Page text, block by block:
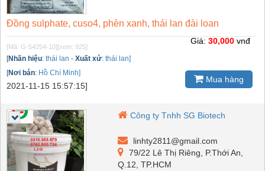
Đồng sulphate, cuso4, phèn xanh, thái lan đài loan
[Mã: G-54254-10] [xem: 925]
[Nhãn hiệu: thái lan - Xuất xứ: thái lan]
[Nơi bán: Hồ Chí Minh]
2021-11-15 15:57:15]
Giá: 30,000 vnđ
Mua hàng
Công ty Tnhh SG Biotech
linhty2811@gmail.com
79/22 Lê Thị Riêng, P.Thới An,
Q.12, TP.HCM